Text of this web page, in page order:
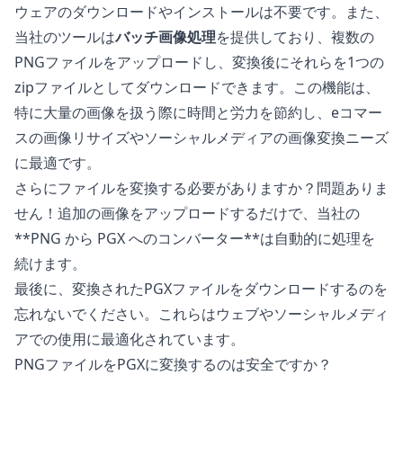
ウェアのダウンロードやインストールは不要です。また、
当社のツールはバッチ画像処理を提供しており、複数の
PNGファイルをアップロードし、変換後にそれらを1つの
zipファイルとしてダウンロードできます。この機能は、
特に大量の画像を扱う際に時間と労力を節約し、eコマー
スの画像リサイズやソーシャルメディアの画像変換ニーズ
に最適です。
さらにファイルを変換する必要がありますか？問題ありま
せん！追加の画像をアップロードするだけで、当社の
**PNG から PGX へのコンバーター**は自動的に処理を
続けます。
最後に、変換されたPGXファイルをダウンロードするのを
忘れないでください。これらはウェブやソーシャルメディ
アでの使用に最適化されています。
PNGファイルをPGXに変換するのは安全ですか？